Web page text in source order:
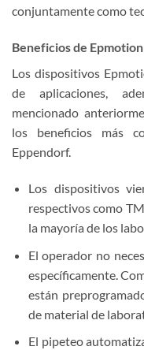
conjuntamente como
Beneficios de
Los dispositivos
de aplicaciones,
mencionado
los beneficios más
Eppendorf.
Los dispositivos
respectivos como
la mayoría de los
El operador no
específicamente.
están
de material de
El pipeteo